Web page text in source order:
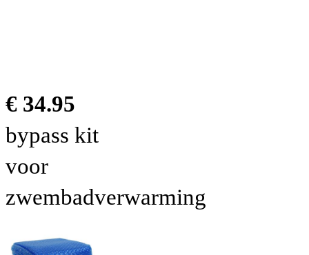
€ 34.95
bypass kit
voor
zwembadverwarming